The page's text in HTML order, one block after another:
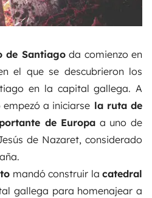
de Santiagoda comienzo en
el que se descubrieron los
en la capital gallega. A
a iniciarse la ruta de
de Europa a uno de
de Nazaret, considerado
mandó construir lacatedral
gallega para homenajear a